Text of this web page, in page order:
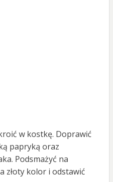
w kostkę. Doprawić
papryką oraz
Podsmażyć na
złoty kolor i odstawić